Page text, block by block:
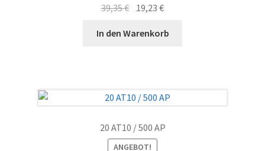
39,35€ Ursprünglicher
war:
19,23€Aktueller
ist:
In den Warenkorb
20 AT10 / 500 AP
ANGEBOT!